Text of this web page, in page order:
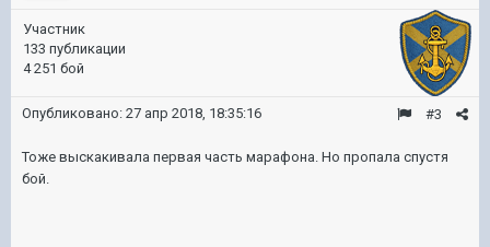
Участник
133 публикации
4 251 бой
#3
Опубликовано: 27 апр 2018, 18:35:16
Тоже выскакивала первая часть марафона. Но пропала спустя
бой.